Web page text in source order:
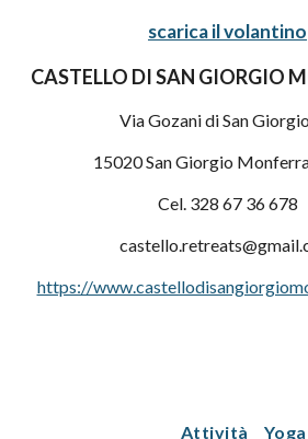
scarica il volantino
CASTELLO DI SAN GIORGIO
Via Gozani di San
15020 San Giorgio
Cel. 328 67 36 678
https://
Attività Yoga